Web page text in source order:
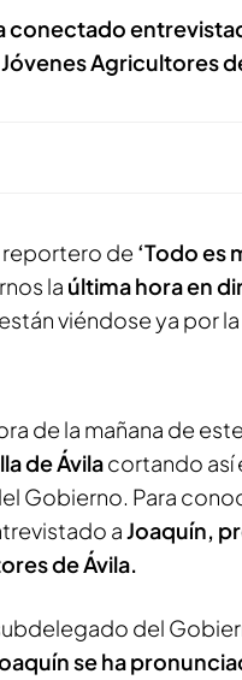
conectado
Agricultores
reportero de ‘Todo es
la última hora en
viéndose ya por
de la mañana de
de Ávilacortando así
Gobierno. Para
aJoaquín,
de Ávila.
del
se ha